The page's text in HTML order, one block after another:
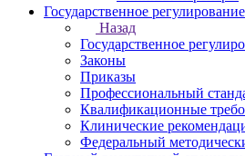
Государственное регулирование
Назад
Государственное
Законы
Приказы
Профессиональный
Квалификационные
Клинические
Федеральный